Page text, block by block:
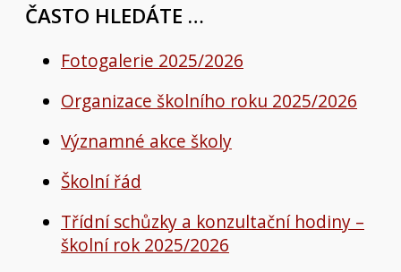
ČASTO HLEDÁTE …
Fotogalerie 2025/2026
Organizace školního roku 2025/2026
Významné akce školy
Školní řád
Třídní schůzky a konzultační hodiny –
školní rok 2025/2026